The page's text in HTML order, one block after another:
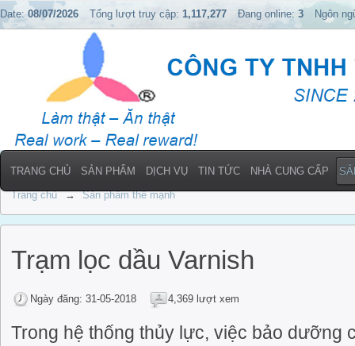
Trạm lọc dầu Varnish
Ngày đăng: 31-05-2018 4,369 lượt xem
Trong hệ thống thủy lực, việc bảo dưỡng
Trang chủ → Sản phẩm thế mạnh
Date: 08/07/2026 Tổng lượt truy cập: 1,117,277 Đang online: 3 Ngôn
TRANG CHỦ SẢN PHẨM DỊCH VỤ TIN TỨC NHÀ CUNG CẤP